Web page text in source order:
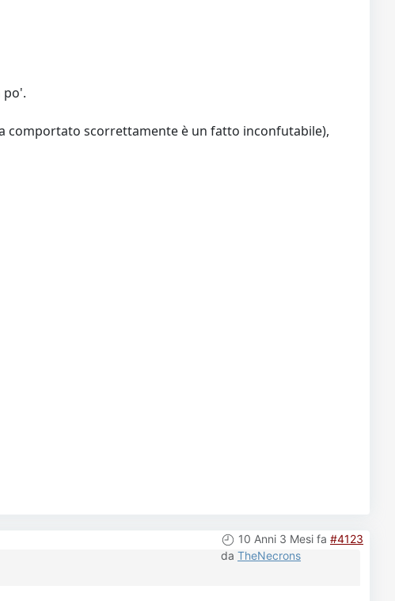
po'.
comportato scorrettamente è un fatto inconfutabile),
10 Anni 3 Mesi fa #4123
da TheNecrons